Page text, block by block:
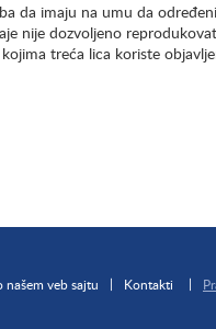
da imaju na umu da
nije dozvoljeno
treća lica koriste
našem veb sajtu Kontakti